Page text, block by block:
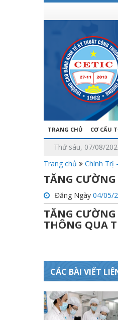
TRANG CHỦ CƠ CẤU
Thứ sáu, 07/08/
Trang chủ
Chính Trị
TĂNG
Đăng Ngày 04/05/
TĂNG
THÔNG QUA
CÁC BÀI VIẾT